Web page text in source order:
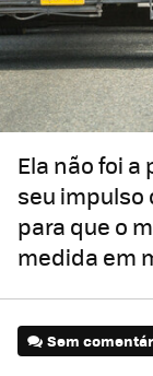
Ela não foi
seu
para que o
medida em
Sem